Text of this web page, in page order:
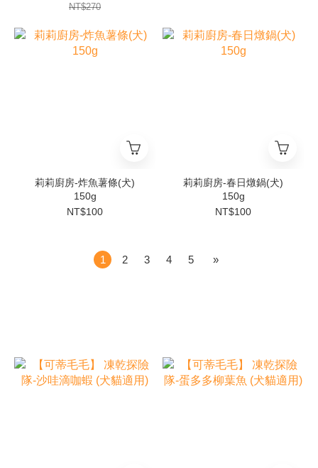
NT$270
莉莉廚房-炸魚薯條(犬)
150g
NT$100
莉莉廚房-春日燉鍋(犬)
150g
NT$100
1 2 3 4 5 »